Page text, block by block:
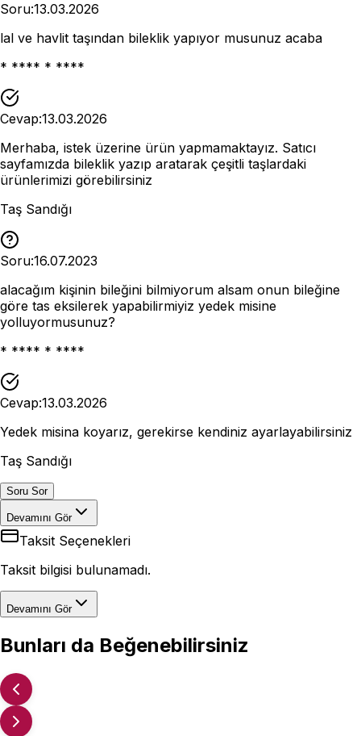
Soru:13.03.2026
lal ve havlit taşından bileklik yapıyor musunuz acaba
* **** * ****
Cevap:13.03.2026
Merhaba, istek üzerine ürün yapmamaktayız. Satıcı
sayfamızda bileklik yazıp aratarak çeşitli taşlardaki
ürünlerimizi görebilirsiniz
Taş Sandığı
Soru:16.07.2023
alacağım kişinin bileğini bilmiyorum alsam onun bileğine
göre tas eksilerek yapabilirmiyiz yedek misine
yolluyormusunuz?
* **** * ****
Cevap:13.03.2026
Yedek misina koyarız, gerekirse kendiniz ayarlayabilirsiniz
Taş Sandığı
Soru Sor
Devamını Gör
Taksit Seçenekleri
Taksit bilgisi bulunamadı.
Devamını Gör
Bunları da Beğenebilirsiniz